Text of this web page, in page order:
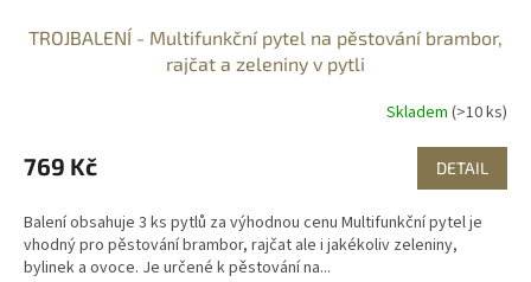
TROJBALENÍ - Multifunkční pytel na pěstování brambor,
rajčat a zeleniny v pytli
Skladem (>10 ks)
769 Kč DETAIL
Balení obsahuje 3 ks pytlů za výhodnou cenu Multifunkční pytel je
vhodný pro pěstování brambor, rajčat ale i jakékoliv zeleniny,
bylinek a ovoce. Je určené k pěstování na...